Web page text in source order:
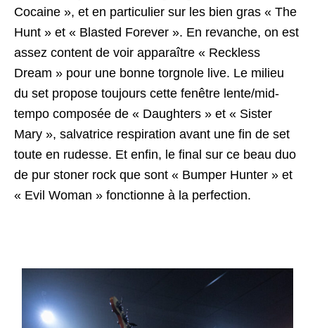
Cocaine », et en particulier sur les bien gras « The
Hunt » et « Blasted Forever ». En revanche, on est
assez content de voir apparaître « Reckless
Dream » pour une bonne torgnole live. Le milieu
du set propose toujours cette fenêtre lente/mid-
tempo composée de « Daughters » et « Sister
Mary », salvatrice respiration avant une fin de set
toute en rudesse. Et enfin, le final sur ce beau duo
de pur stoner rock que sont « Bumper Hunter » et
« Evil Woman » fonctionne à la perfection.